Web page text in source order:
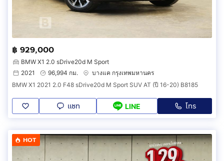
฿ 929,000
BMW X1 2.0 sDrive20d M Sport
2021
96,994 กม.
บางแค กรุงเทพมหานคร
BMW X1 2021 2.0 F48 sDrive20d M Sport SUV AT (ปี 16-20) B8185
แชท LINE โทร
HOT